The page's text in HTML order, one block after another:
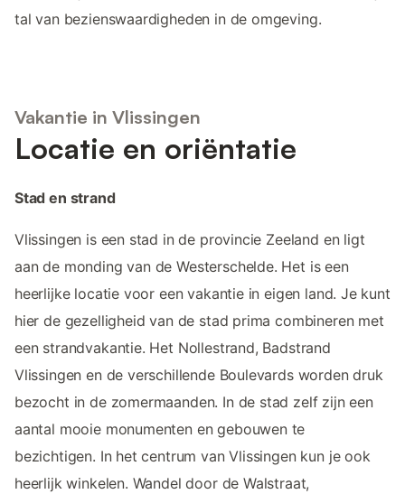
tal van bezienswaardigheden in de omgeving.
Vakantie in Vlissingen
Locatie en oriëntatie
Stad en strand
Vlissingen is een stad in de provincie Zeeland en ligt
aan de monding van de Westerschelde. Het is een
heerlijke locatie voor een vakantie in eigen land. Je kunt
hier de gezelligheid van de stad prima combineren met
een strandvakantie. Het Nollestrand, Badstrand
Vlissingen en de verschillende Boulevards worden druk
bezocht in de zomermaanden. In de stad zelf zijn een
aantal mooie monumenten en gebouwen te
bezichtigen. In het centrum van Vlissingen kun je ook
heerlijk winkelen. Wandel door de Walstraat,